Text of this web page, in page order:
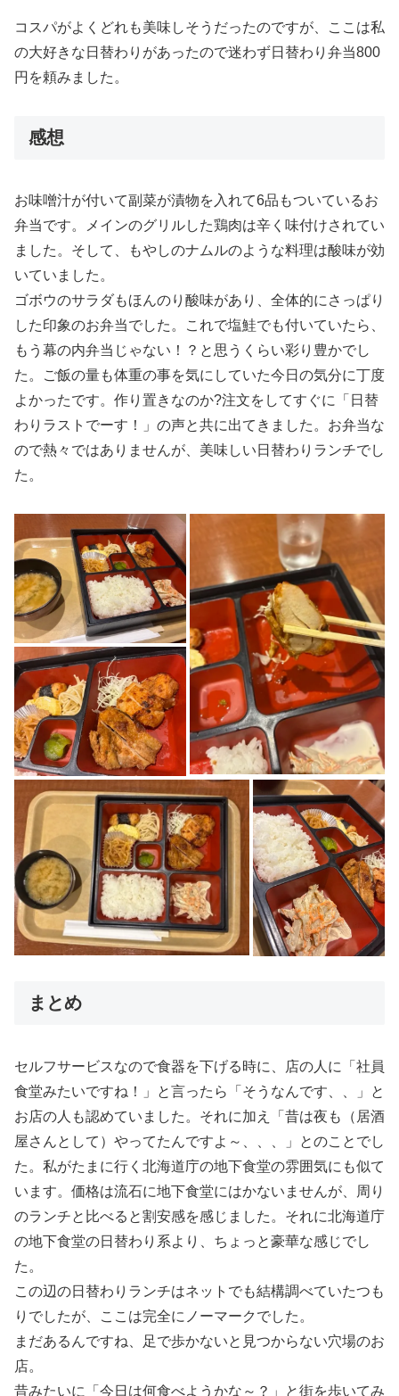
コスパがよくどれも美味しそうだったのですが、ここは私
の大好きな日替わりがあったので迷わず日替わり弁当800
円を頼みました。
感想
お味噌汁が付いて副菜が漬物を入れて6品もついているお
弁当です。メインのグリルした鶏肉は辛く味付けされてい
ました。そして、もやしのナムルのような料理は酸味が効
いていました。
ゴボウのサラダもほんのり酸味があり、全体的にさっぱり
した印象のお弁当でした。これで塩鮭でも付いていたら、
もう幕の内弁当じゃない！？と思うくらい彩り豊かでし
た。ご飯の量も体重の事を気にしていた今日の気分に丁度
よかったです。作り置きなのか?注文をしてすぐに「日替
わりラストでーす！」の声と共に出てきました。お弁当な
ので熱々ではありませんが、美味しい日替わりランチでし
た。
まとめ
セルフサービスなので食器を下げる時に、店の人に「社員
食堂みたいですね！」と言ったら「そうなんです、、」と
お店の人も認めていました。それに加え「昔は夜も（居酒
屋さんとして）やってたんですよ～、、、」とのことでし
た。私がたまに行く北海道庁の地下食堂の雰囲気にも似て
います。価格は流石に地下食堂にはかないませんが、周り
のランチと比べると割安感を感じました。それに北海道庁
の地下食堂の日替わり系より、ちょっと豪華な感じでし
た。
この辺の日替わりランチはネットでも結構調べていたつも
りでしたが、ここは完全にノーマークでした。
まだあるんですね、足で歩かないと見つからない穴場のお
店。
昔みたいに「今日は何食べようかな～？」と街を歩いてみ